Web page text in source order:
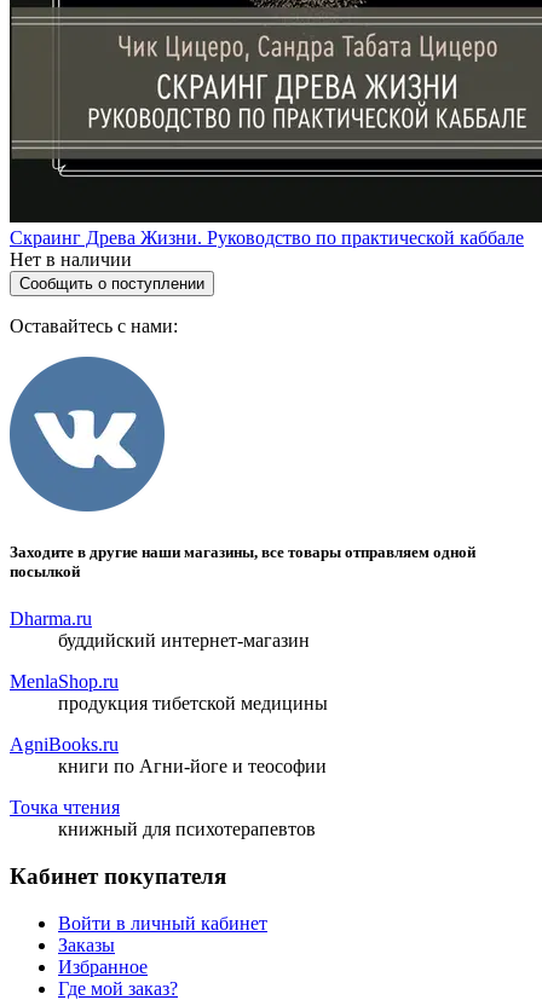
Скраинг Древа Жизни. Руководство по практической каббале
Нет в наличии
Сообщить о поступлении
Оставайтесь с нами:
Заходите в другие наши магазины, все товары отправляем одной
посылкой
Dharma.ru
буддийский интернет-магазин
MenlaShop.ru
продукция тибетской медицины
AgniBooks.ru
книги по Агни-йоге и теософии
Точка чтения
книжный для психотерапевтов
Кабинет покупателя
Войти в личный кабинет
Заказы
Избранное
Где мой заказ?